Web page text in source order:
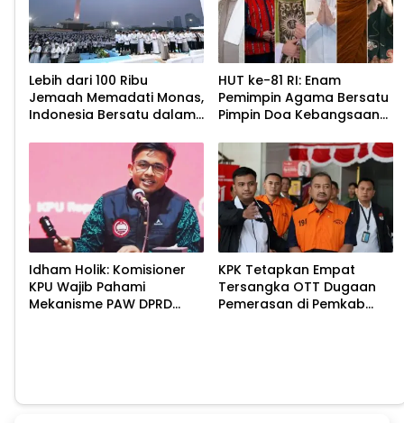
Lebih dari 100 Ribu
Jemaah Memadati Monas,
Indonesia Bersatu dalam
HUT ke-81 RI: Enam
Pemimpin Agama Bersatu
Pimpin Doa Kebangsaan
Idham Holik: Komisioner
KPU Wajib Pahami
Mekanisme PAW DPRD
KPK Tetapkan Empat
Tersangka OTT Dugaan
Pemerasan di Pemkab